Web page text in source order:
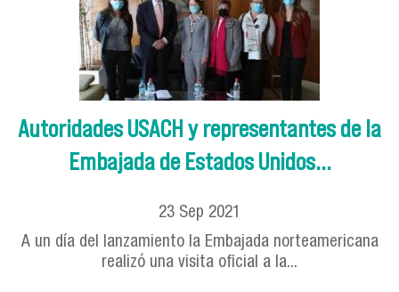
Autoridades USACH y representantes de la
Embajada de Estados Unidos...
23 Sep 2021
A un día del lanzamiento la Embajada norteamericana
realizó una visita oficial a la...